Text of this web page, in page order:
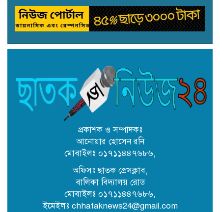
৩১ জুলাই নিবাচন অনু‌ষ্টিত হ‌বে ঢাকায়
জালালাবাদ অ্যাসোসিয়েশন নির্বাচনে
সদস্য (সুনামগঞ্জ) পদে প্রার্থী একেএম
রিপন তালুকদার
নামজারি বাতিল, এসএ খতিয়ানে
পুনর্বহালের নির্দেশ
কোম্পানীগঞ্জে শিক্ষকের বিরুদ্ধে
ছাতকে অবৈধ বালু উত্তোলনে ব্যবহৃত
২ বাংলা ড্রেজার জব্দ, আটক ২
ছাতকে সংরক্ষিত বন ধ্বংস করে অবৈধ
প্রকাশক ও সম্পাদকঃ
আনোয়ার হোসেন রনি
মোবাইলঃ ০১৭১১৪৪৭৬৮৬,
অফিসঃ ছাতক প্রেসক্লাব,
বালিকা বিদ্যালয় রোড
মোবাইলঃ ০১৭১১৪৪৭৬৮৬,
ইমেইলঃ chhataknews24@gmail.com